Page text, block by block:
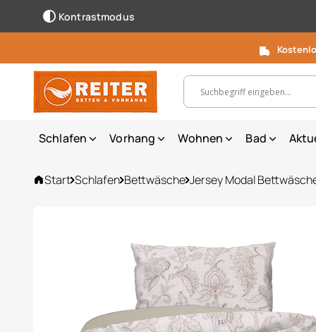
Kontrastmodus
Suchbegriff, Artikelnummer ...
Schlafen Vorhang Wohnen Bad
Start Schlafen Bettwäsche Jersey Modal